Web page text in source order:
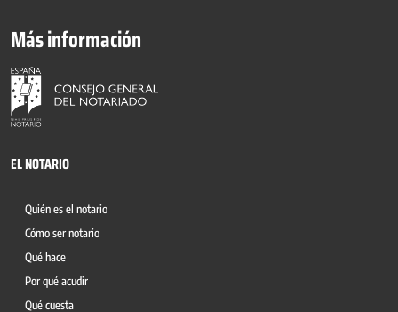
Más información
EL NOTARIO
Quién es el notario
Cómo ser notario
Qué hace
Por qué acudir
Qué cuesta